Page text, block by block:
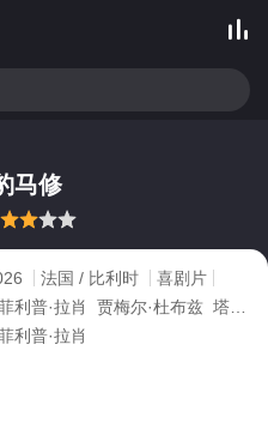

马修
法国 / 比利时
喜剧片
利普·拉肖 贾梅尔·杜布兹 塔雷克·布达里 艾洛蒂·丰唐 朱利安·阿鲁蒂
利普·拉肖